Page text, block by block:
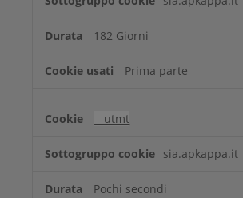
182 Giorni
Prima parte
__utmt
sia.apkappa.it
Pochi secondi